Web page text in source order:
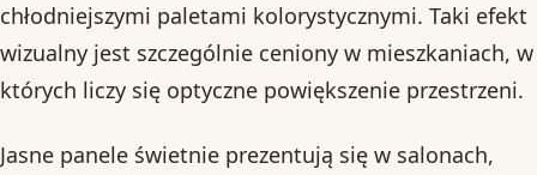
chłodniejszymi paletami kolorystycznymi. Taki efekt
wizualny jest szczególnie ceniony w mieszkaniach, w
których liczy się optyczne powiększenie przestrzeni.
Jasne panele świetnie prezentują się w salonach,